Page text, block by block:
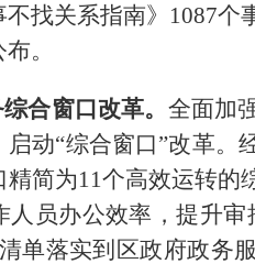
找关系指南》1087个
。
合窗口改革。 全面加
启动“综合窗口”改革
简为11个高效运转的
人员办公效率，提升
单落实到区政府政务